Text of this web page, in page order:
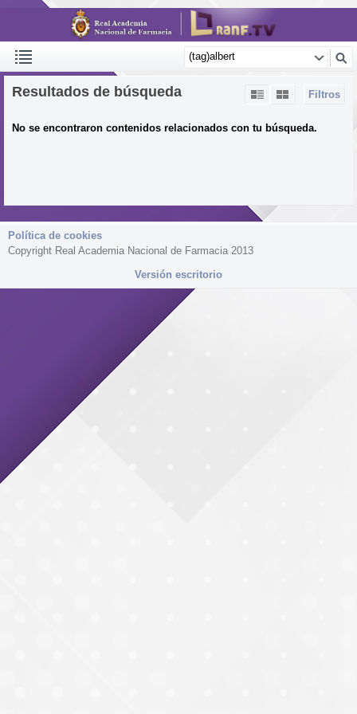
Filtros
Resultados de búsqueda
No se encontraron contenidos relacionados con tu búsqueda.
Política de cookies
Copyright Real Academia Nacional de Farmacia 2013
Versión escritorio